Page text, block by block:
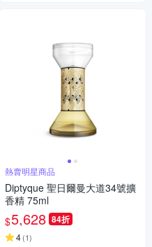
熱賣明星商品
Diptyque 聖日爾曼大道34號擴
香精 75ml
$5,628 84折
4(1)